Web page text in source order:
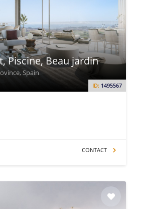
ID: 1495567
Piscine, Beau jardin
Spain
CONTACT